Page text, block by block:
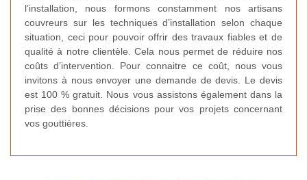
l’installation, nous formons constamment nos artisans
couvreurs sur les techniques d’installation selon chaque
situation, ceci pour pouvoir offrir des travaux fiables et de
qualité à notre clientèle. Cela nous permet de réduire nos
coûts d’intervention. Pour connaitre ce coût, nous vous
invitons à nous envoyer une demande de devis. Le devis
est 100 % gratuit. Nous vous assistons également dans la
prise des bonnes décisions pour vos projets concernant
vos gouttières.